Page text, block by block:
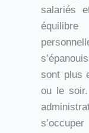
salariés
sont plus
ou le